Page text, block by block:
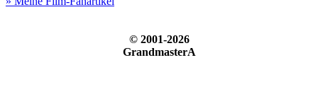
© 2001-2026
GrandmasterA